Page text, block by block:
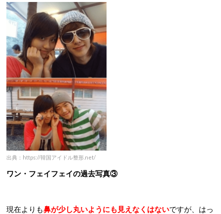
出典：https://韓国アイドル整形.net/
ワン・フェイフェイの過去写真③
現在よりも鼻が少し丸いようにも見えなくはないですが、はっ